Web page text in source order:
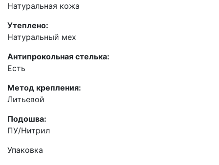
Натуральная кожа
Утеплено:
Натуральный мех
Антипрокольная стелька:
Есть
Метод крепления:
Литьевой
Подошва:
ПУ/Нитрил
Упаковка